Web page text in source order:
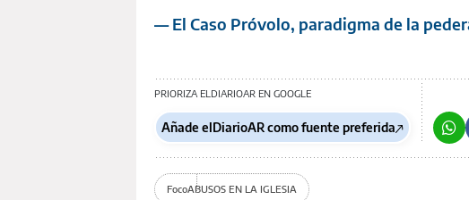
— El Caso Próvolo, paradigma de la
PRIORIZA ELDIARIOAR EN GOOGLE
Añade elDiarioAR como fuente preferida
FocoABUSOS EN LA IGLESIA